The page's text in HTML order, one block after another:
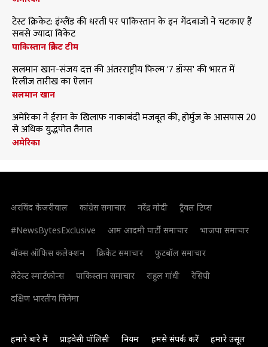
टेस्ट क्रिकेट: इंग्लैंड की धरती पर पाकिस्तान के इन गेंदबाजों ने चटकाए हैं
सबसे ज्यादा विकेट
पाकिस्तान क्रिकेट टीम
सलमान खान-संजय दत्त की अंतरराष्ट्रीय फिल्म '7 डॉग्स' की भारत में
रिलीज तारीख का ऐलान
सलमान खान
अमेरिका ने ईरान के खिलाफ नाकाबंदी मजबूत की, होर्मुज के आसपास 20
से अधिक युद्धपोत तैनात
अमेरिका
अरविंद केजरीवाल कांग्रेस समाचार नरेंद्र मोदी
ट्रैवल टिप्स
#NewsBytesExclusive
आम आदमी पार्टी समाचार
भाजपा समाचार
बॉक्स ऑफिस कलेक्शन
क्रिकेट समाचार
फुटबॉल समाचार
लेटेस्ट स्मार्टफोन्स
पाकिस्तान समाचार राहुल गांधी
रेसिपी
दक्षिण भारतीय सिनेमा
हमारे बारे में प्राइवेसी पॉलिसी नियम हमसे संपर्क करें हमारे उसूल